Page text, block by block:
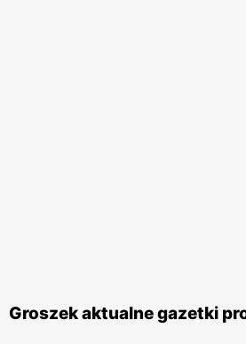
Groszek aktualne gazetki